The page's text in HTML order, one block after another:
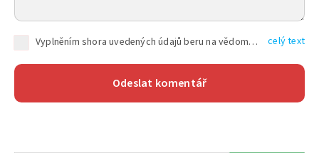
Vyplněním shora uvedených údajů beru na vědomí, že společnost TEXT FACTORY s.r.o., sídlem Brno, Durďákova 336/29, Černá Pole, PSČ: 613 00, IČ: 06157831, zapsané u Krajského soudu v Brně, oddíl C, vložka 100399, bude zpracovávat mé osobní údaje uvedené v rámci mnou vyplněného registračního formuláře na základě oprávněných zájmů TEXT FACTORY s.r.o. dle čl. 6 odst. 1 písm. f) GDPR a pro splnění právních povinností (čl. 6 odst. 1 písm. c) GDPR), a to pro tyto účely: nezbytnost zajistit oprávnění návštěvníka webových stránek provozovaných společností TEXT FACTORY s.r.o. přispívat aktivně ke zveřejněným článkům nebo v rámci diskusních fór a výkon práv TEXT FACTORY s.r.o. jako administrátora těchto diskusních fór. Více informací o zpracování osobních údajů a právech lze nalézt v celý text